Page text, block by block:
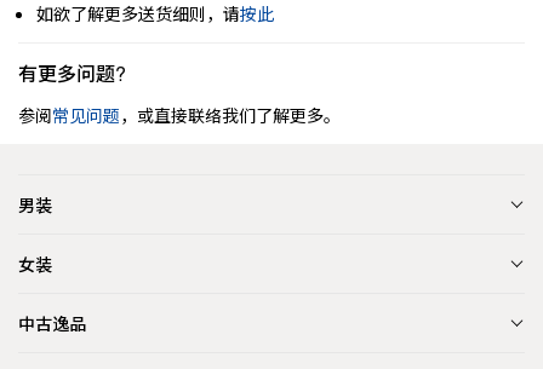
如欲了解更多送货细则，请按此
有更多问题?
参阅常见问题，或直接联络我们了解更多。
男装
女装
中古逸品